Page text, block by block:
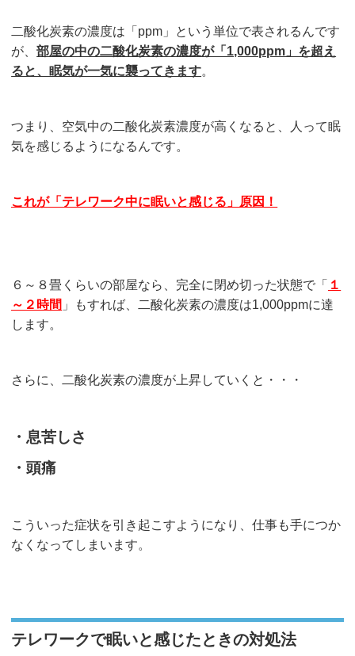
二酸化炭素の濃度は「ppm」という単位で表されるんです
が、部屋の中の二酸化炭素の濃度が「1,000ppm」を超え
ると、眠気が一気に襲ってきます。
つまり、空気中の二酸化炭素濃度が高くなると、人って眠
気を感じるようになるんです。
これが「テレワーク中に眠いと感じる」原因！
６～８畳くらいの部屋なら、完全に閉め切った状態で「 １
～２時間 」もすれば、二酸化炭素の濃度は1,000ppmに達
します。
さらに、二酸化炭素の濃度が上昇していくと・・・
・息苦しさ
・頭痛
こういった症状を引き起こすようになり、仕事も手につか
なくなってしまいます。
テレワークで眠いと感じたときの対処法